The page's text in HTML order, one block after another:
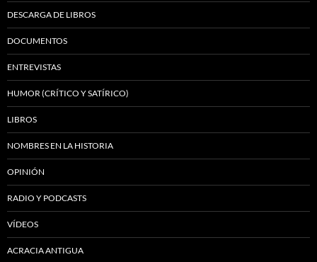
DESCARGA DE LIBROS
DOCUMENTOS
ENTREVISTAS
HUMOR (CRÍTICO Y SATÍRICO)
LIBROS
NOMBRES EN LA HISTORIA
OPINIÓN
RADIO Y PODCASTS
VÍDEOS
ACRACIA ANTIGUA